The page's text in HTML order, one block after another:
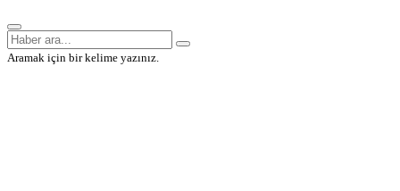
Aramak için bir kelime yazınız.